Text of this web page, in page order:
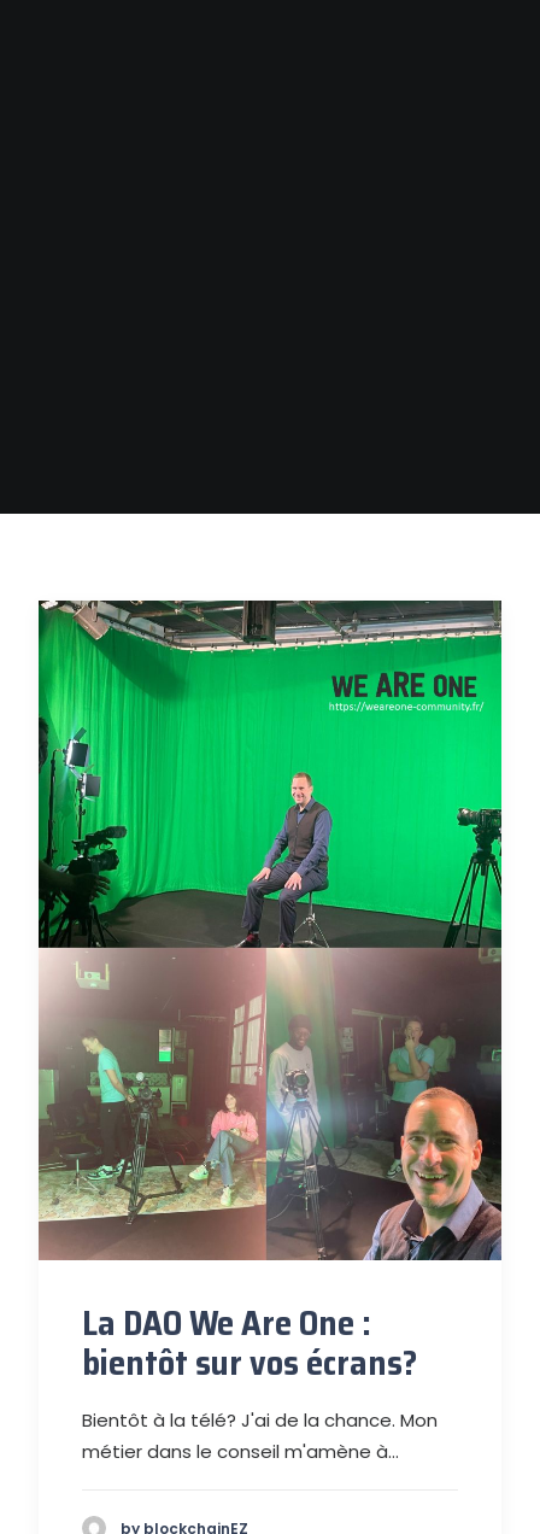
La DAO We Are One :
bientôt sur vos écrans?
Bientôt à la télé? J'ai de la chance. Mon
métier dans le conseil m'amène à…
by blockchainEZ